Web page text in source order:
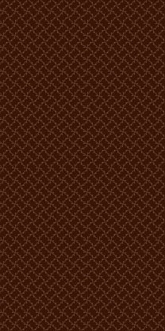
STANDARD
Locuri: 2
Numărul camerelor: 6
În cameră sunt 2
Locuri: 4
Numărul camerelor: 1
În cameră sunt 4
Prețul:
650 lei MD -1
800 lei MD -2